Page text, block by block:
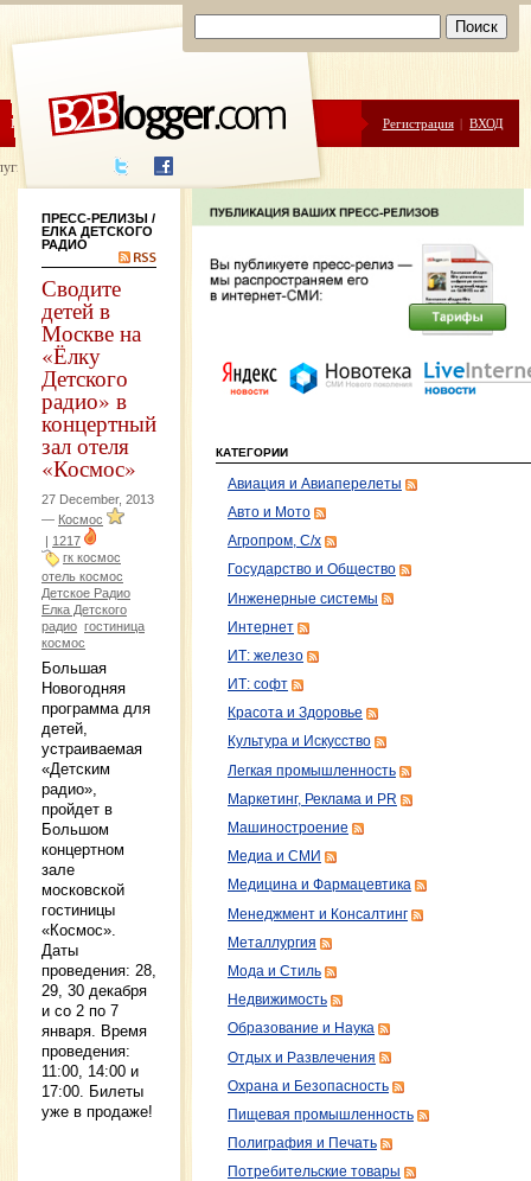
ЦЕНЫ ПОМОЩЬ Регистрация | ВХОД
написания
ПРЕСС-РЕЛИЗЫ /
ЕЛКА ДЕТСКОГО
РАДИО
Сводите
детей в
Москве на
«Ёлку
Детского
радио» в
концертный
зал отеля
«Космос»
27 December, 2013
— Космос
| 1217
гк космос
отель космос
Детское Радио
Елка Детского
радио гостиница
космос
Большая
Новогодняя
программа для
детей,
устраиваемая
«Детским
радио»,
пройдет в
Большом
концертном
зале
московской
гостиницы
«Космос».
Даты
проведения: 28,
29, 30 декабря
и со 2 по 7
января. Время
проведения:
11:00, 14:00 и
17:00. Билеты
уже в продаже!
КАТЕГОРИИ
Авиация и Авиаперелеты
Авто и Мото
Агропром, С/х
Государство и Общество
Инженерные системы
Интернет
ИТ: железо
ИТ: софт
Красота и Здоровье
Культура и Искусство
Легкая промышленность
Маркетинг, Реклама и PR
Машиностроение
Медиа и СМИ
Медицина и Фармацевтика
Менеджмент и Консалтинг
Металлургия
Мода и Стиль
Недвижимость
Образование и Наука
Отдых и Развлечения
Охрана и Безопасность
Пищевая промышленность
Полиграфия и Печать
Потребительские товары